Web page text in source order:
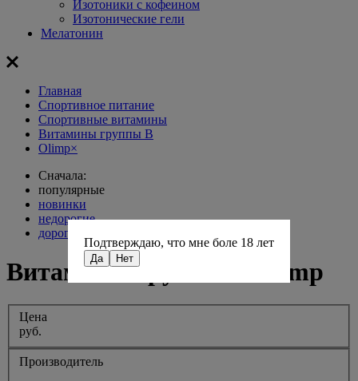
Изотоники с кофеином
Изотонические гели
Мелатонин
Главная
Спортивное питание
Спортивные витамины
Витамины группы В
Olimp×
Сначала:
популярные
новинки
недорогие
дорогие
Витамины группы В Olimp
Цена
руб.
Производитель
Подтверждаю, что мне боле 18 лет
Да Нет